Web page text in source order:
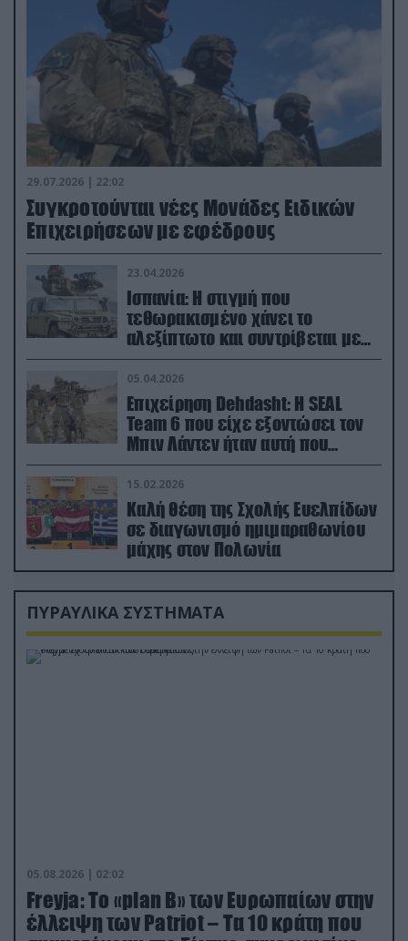
29.07.2026 | 22:02
Συγκροτούνται νέες Μονάδες Ειδικών
Επιχειρήσεων με εφέδρους
23.04.2026
Ισπανία: Η στιγμή που
τεθωρακισμένο χάνει το
αλεξίπτωτο και συντρίβεται με
ορμή στο έδαφος (βίντεο)
05.04.2026
Επιχείρηση Dehdasht: Η SEAL
Team 6 που είχε εξοντώσει τον
Μπιν Λάντεν ήταν αυτή που
διέσωσε τον πιλότο του F-15
15.02.2026
Καλή θέση της Σχολής Ευελπίδων
σε διαγωνισμό ημιμαραθωνίου
μάχης στον Πολωνία
ΠΥΡΑΥΛΙΚΑ ΣΥΣΤΗΜΑΤΑ
05.08.2026 | 02:02
Freyja: Το «plan Β» των Ευρωπαίων στην
έλλειψη των Patriot – Τα 10 κράτη που